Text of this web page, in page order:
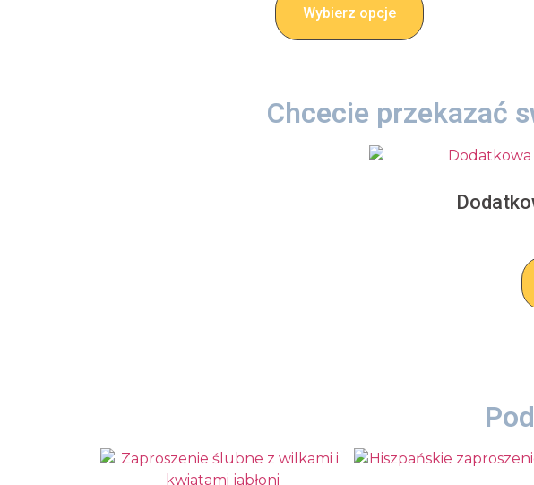
Wybierz opcje
Chcecie przekazać